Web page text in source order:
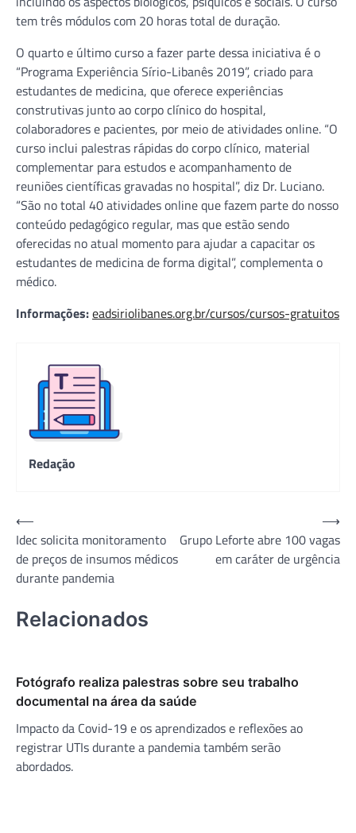
tem três módulos com 20 horas total de duração.
O quarto e último curso a fazer parte dessa iniciativa é o
“Programa Experiência Sírio-Libanês 2019”, criado para
estudantes de medicina, que oferece experiências
construtivas junto ao corpo clínico do hospital,
colaboradores e pacientes, por meio de atividades online. “O
curso inclui palestras rápidas do corpo clínico, material
complementar para estudos e acompanhamento de
reuniões científicas gravadas no hospital”, diz Dr. Luciano.
“São no total 40 atividades online que fazem parte do nosso
conteúdo pedagógico regular, mas que estão sendo
oferecidas no atual momento para ajudar a capacitar os
estudantes de medicina de forma digital”, complementa o
médico.
Informações:eadsiriolibanes.org.br/cursos/cursos-gratuitos
Redação
Navegação
de
Post
⟵
Idec solicita monitoramento
de preços de insumos médicos
durante pandemia
Grupo Leforte abre 100 vagas
em caráter de urgência
⟶
Relacionados
Fotógrafo realiza palestras sobre seu trabalho
documental na área da saúde
Impacto da Covid-19 e os aprendizados e reflexões ao
registrar UTIs durante a pandemia também serão
abordados.